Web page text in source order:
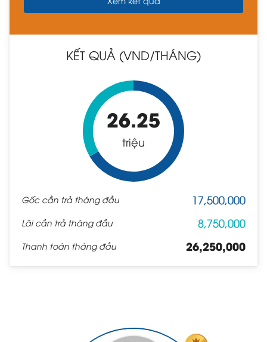
KẾT QUẢ (VND/THÁNG)
26.25
triệu
Gốc cần trả tháng đầu 17,500,000
Lãi cần trả tháng đầu 8,750,000
Thanh toán tháng đầu 26,250,000